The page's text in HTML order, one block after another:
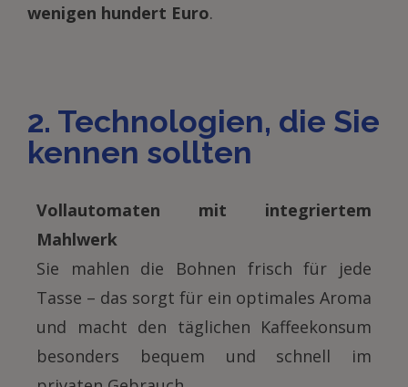
wenigen hundert Euro.
2. Technologien, die Sie
kennen sollten
Vollautomaten mit integriertem
Mahlwerk
Sie mahlen die Bohnen frisch für jede
Tasse – das sorgt für ein optimales Aroma
und macht den täglichen Kaffeekonsum
besonders bequem und schnell im